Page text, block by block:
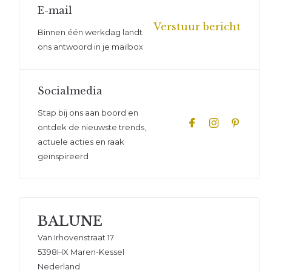
E-mail
Binnen één werkdag landt
ons antwoord in je mailbox
Verstuur bericht
Socialmedia
Stap bij ons aan boord en
ontdek de nieuwste trends,
actuele acties en raak
geïnspireerd
BALUNE
Van Irhovenstraat 17
5398HX Maren-Kessel
Nederland
eerste bestelling met maar liefst